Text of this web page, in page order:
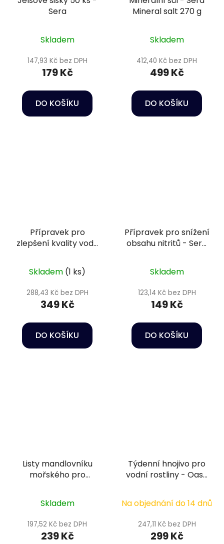
Sera
Skladem
147,93 Kč bez DPH
179 Kč
DO KOŠÍKU
Mineral salt 270 g
Skladem
412,40 Kč bez DPH
499 Kč
DO KOŠÍKU
Přípravek pro
zlepšení kvality vody
- Sera Aquatan 500
ml
Skladem (1 ks)
288,43 Kč bez DPH
349 Kč
DO KOŠÍKU
Přípravek pro snížení
obsahu nitritů - Sera
Skladem
123,14 Kč bez DPH
149 Kč
DO KOŠÍKU
Listy mandlovníku
mořského pro
Leaves 10 ks S
Skladem
197,52 Kč bez DPH
239 Kč
Týdenní hnojivo pro
vodní rostliny - Oase
Fertilizer 250 ml
Na objednání do 14 dnů
247,11 Kč bez DPH
299 Kč